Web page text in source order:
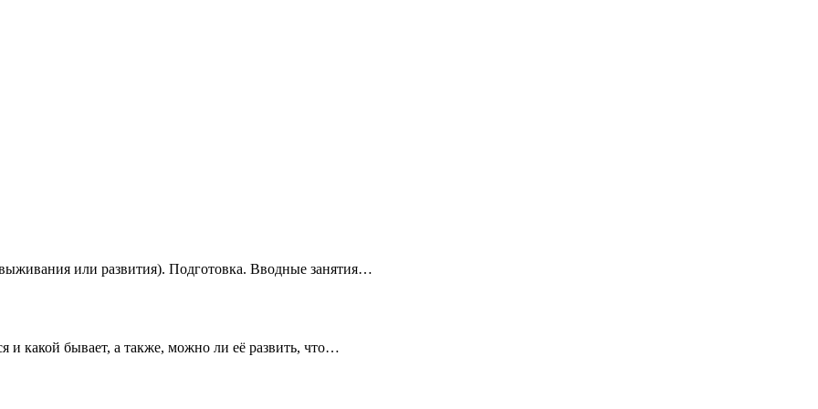
или развития). Подготовка. Вводные занятия…
и какой бывает, а также, можно ли её развить, что…